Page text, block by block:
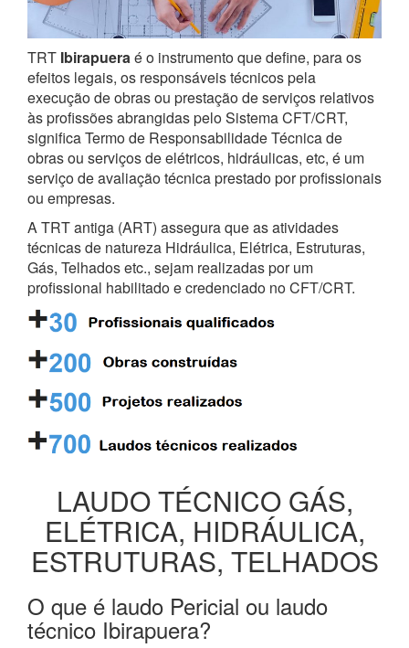
TRT Ibirapueraé o instrumento que define, para os
efeitos legais, os responsáveis técnicos pela
execução de obras ou prestação de serviços relativos
às profissões abrangidas pelo Sistema CFT/CRT,
significa Termo de Responsabilidade Técnica de
obras ou serviços de elétricos, hidráulicas, etc, é um
serviço de avaliação técnica prestado por profissionais
ou empresas.
A TRT antiga (ART) assegura que as atividades
técnicas de natureza Hidráulica, Elétrica, Estruturas,
Gás, Telhados etc., sejam realizadas por um
profissional habilitado e credenciado no CFT/CRT.
LAUDO TÉCNICO GÁS,
ELÉTRICA, HIDRÁULICA,
ESTRUTURAS, TELHADOS
O que é laudo Pericial ou laudo
técnico Ibirapuera?